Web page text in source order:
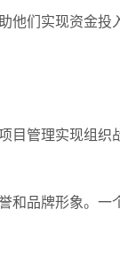
他们实现资金
目管理实现组
品牌形象。